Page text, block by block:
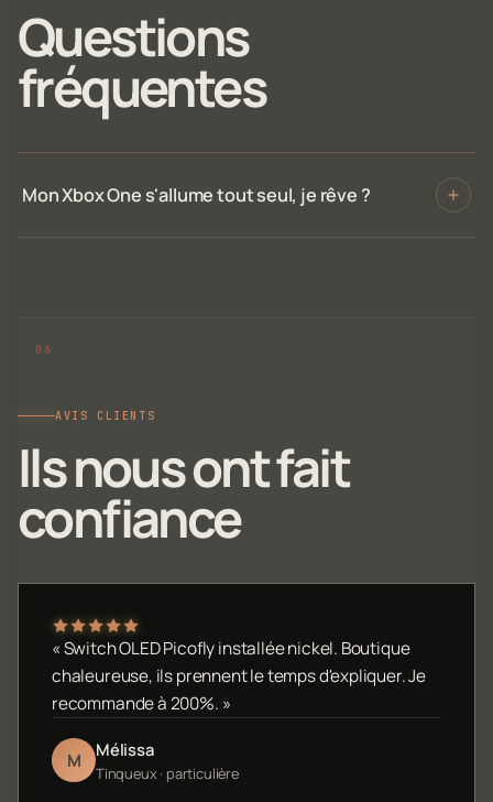
Questions
fréquentes
Mon Xbox One s'allume tout seul, je rêve ?
AVIS CLIENTS
Ils nous ont fait
confiance
« Switch OLED Picofly installée nickel. Boutique
chaleureuse, ils prennent le temps d'expliquer. Je
recommande à 200%. »
M Mélissa
Tinqueux · particulière